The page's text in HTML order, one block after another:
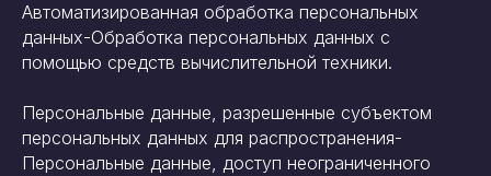
Автоматизированная обработка персональных
данных-Обработка персональных данных с
помощью средств вычислительной техники.
Персональные данные, разрешенные субъектом
персональных данных для распространения-
Персональные данные, доступ неограниченного